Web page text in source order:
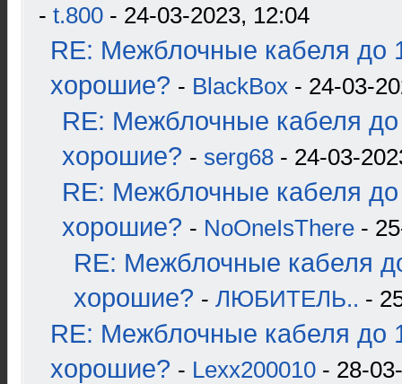
- t.800 - 24-03-2023, 12:04
RE: Межблочные кабеля до
хорошие? - BlackBox - 24-03-
RE: Межблочные кабеля до
хорошие? - serg68 - 24-03-
RE: Межблочные кабеля до
хорошие? - NoOneIsThere -
RE: Межблочные кабеля
хорошие? - ЛЮБИТЕЛЬ.. -
RE: Межблочные кабеля до
хорошие? - Lexx200010 - 28-